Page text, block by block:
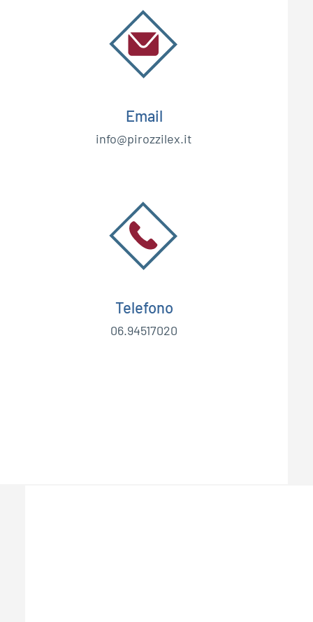
Email
info@pirozzilex.it
Telefono
06.94517020